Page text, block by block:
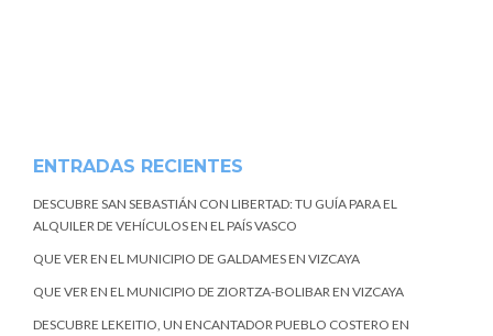
ENTRADAS RECIENTES
DESCUBRE SAN SEBASTIÁN CON LIBERTAD: TU GUÍA PARA EL
ALQUILER DE VEHÍCULOS EN EL PAÍS VASCO
QUE VER EN EL MUNICIPIO DE GALDAMES EN VIZCAYA
QUE VER EN EL MUNICIPIO DE ZIORTZA-BOLIBAR EN VIZCAYA
DESCUBRE LEKEITIO, UN ENCANTADOR PUEBLO COSTERO EN